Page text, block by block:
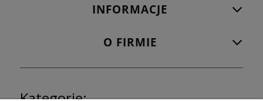
INFORMACJE
O FIRMIE